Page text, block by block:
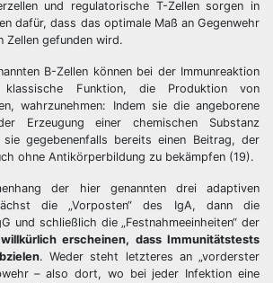
und regulatorische T-Zellen sorgen in
dafür, dass das optimale Maß an Gegenwehr
Zellen gefunden wird.
B-Zellen können bei der Immunreaktion
Funktion, die Produktion von
wahrzunehmen: Indem sie die angeborene
Erzeugung einer chemischen Substanz
gegebenenfalls bereits einen Beitrag, der
ohne Antikörperbildung zu bekämpfen (19).
der hier genannten drei adaptiven
die „Vorposten“ des IgA, dann die
und schließlich die „Festnahmeeinheiten“ der
erscheinen, dass Immunitätstests
. Weder steht letzteres an „vorderster
– also dort, wo bei jeder Infektion eine